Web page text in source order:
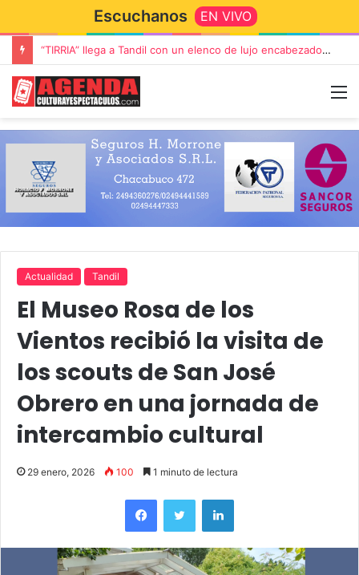
Escuchanos EN VIVO
Rata Blanca regresa a Tandil con un show demoledor en el Estadio Unión y Progreso
Actualidad Tandil
El Museo Rosa de los
Vientos recibió la visita de
los scouts de San José
Obrero en una jornada de
intercambio cultural
29 enero, 2026 100 1 minuto de lectura